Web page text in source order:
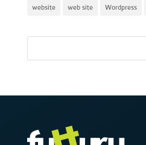
website web site Wordpress